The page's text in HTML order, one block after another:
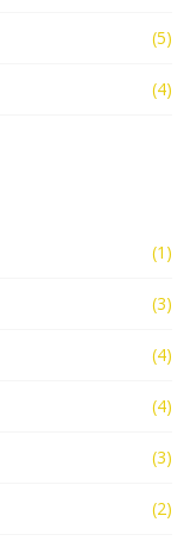
(5)
(4)
(1)
(3)
(4)
(4)
(3)
(2)